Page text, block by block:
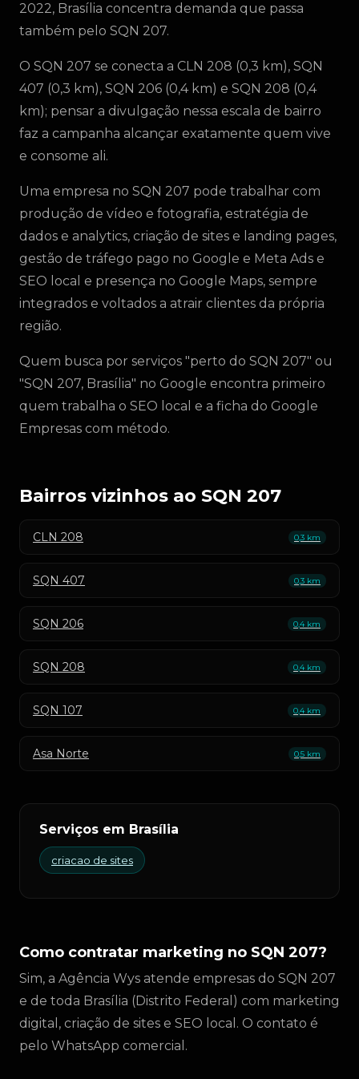
2022, Brasília concentra demanda que passa
também pelo SQN 207.
O SQN 207 se conecta a CLN 208 (0,3 km), SQN
407 (0,3 km), SQN 206 (0,4 km) e SQN 208 (0,4
km); pensar a divulgação nessa escala de bairro
faz a campanha alcançar exatamente quem vive
e consome ali.
Uma empresa no SQN 207 pode trabalhar com
produção de vídeo e fotografia, estratégia de
dados e analytics, criação de sites e landing pages,
gestão de tráfego pago no Google e Meta Ads e
SEO local e presença no Google Maps, sempre
integrados e voltados a atrair clientes da própria
região.
Quem busca por serviços "perto do SQN 207" ou
"SQN 207, Brasília" no Google encontra primeiro
quem trabalha o SEO local e a ficha do Google
Empresas com método.
Bairros vizinhos ao SQN 207
CLN 208 0,3 km
SQN 407 0,3 km
SQN 206 0,4 km
SQN 208 0,4 km
SQN 107 0,4 km
Asa Norte 0,5 km
Serviços em Brasília
criacao de sites
Como contratar marketing no SQN 207?
Sim, a Agência Wys atende empresas do SQN 207
e de toda Brasília (Distrito Federal) com marketing
digital, criação de sites e SEO local. O contato é
pelo WhatsApp comercial.